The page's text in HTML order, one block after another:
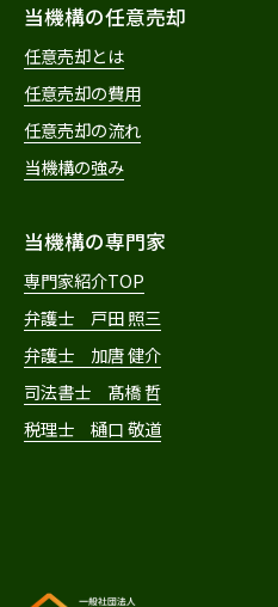
当機構の任意売却
任意売却とは
任意売却の費用
任意売却の流れ
当機構の強み
当機構の専門家
専門家紹介TOP
弁護士 戸田 照三
弁護士 加唐 健介
司法書士 髙橋 哲
税理士 樋口 敬道